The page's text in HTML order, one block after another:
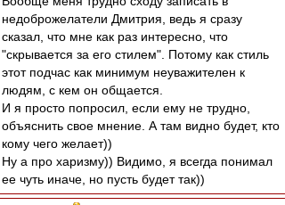
недоброжелатели Дмитрия, ведь я сразу
сказал, что мне как раз интересно, что
"скрывается за его стилем". Потому как стиль
этот подчас как минимум неуважителен к
людям, с кем он общается.
И я просто попросил, если ему не трудно,
объяснить свое мнение. А там видно будет, кто
кому чего желает))
Ну а про харизму)) Видимо, я всегда понимал
ее чуть иначе, но пусть будет так))